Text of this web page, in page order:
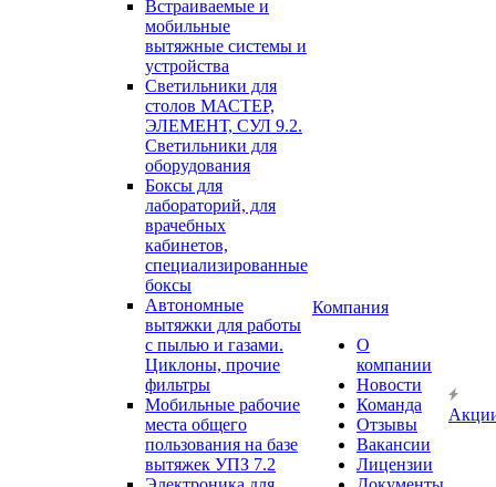
Встраиваемые и
мобильные
вытяжные системы и
устройства
Светильники для
столов МАСТЕР,
ЭЛЕМЕНТ, СУЛ 9.2.
Светильники для
оборудования
Боксы для
лабораторий, для
врачебных
кабинетов,
специализированные
боксы
Автономные
вытяжки для работы
с пылью и газами.
Циклоны, прочие
фильтры
Мобильные рабочие
места общего
пользования на базе
вытяжек УПЗ 7.2
Компания
О
компании
Новости
Команда
Отзывы
Вакансии
Лицензии